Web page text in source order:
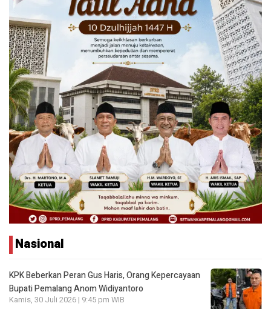
Nasional
KPK Beberkan Peran Gus Haris, Orang Kepercayaan
Bupati Pemalang Anom Widiyantoro
Kamis, 30 Juli 2026 | 9:45 pm WIB